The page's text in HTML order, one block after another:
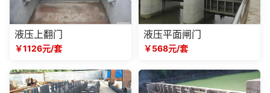
液压上翻门
￥1126元/套
液压平面闸门
￥568元/套